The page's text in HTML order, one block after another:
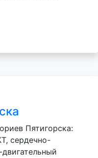
Пятигорска:
сердечно-